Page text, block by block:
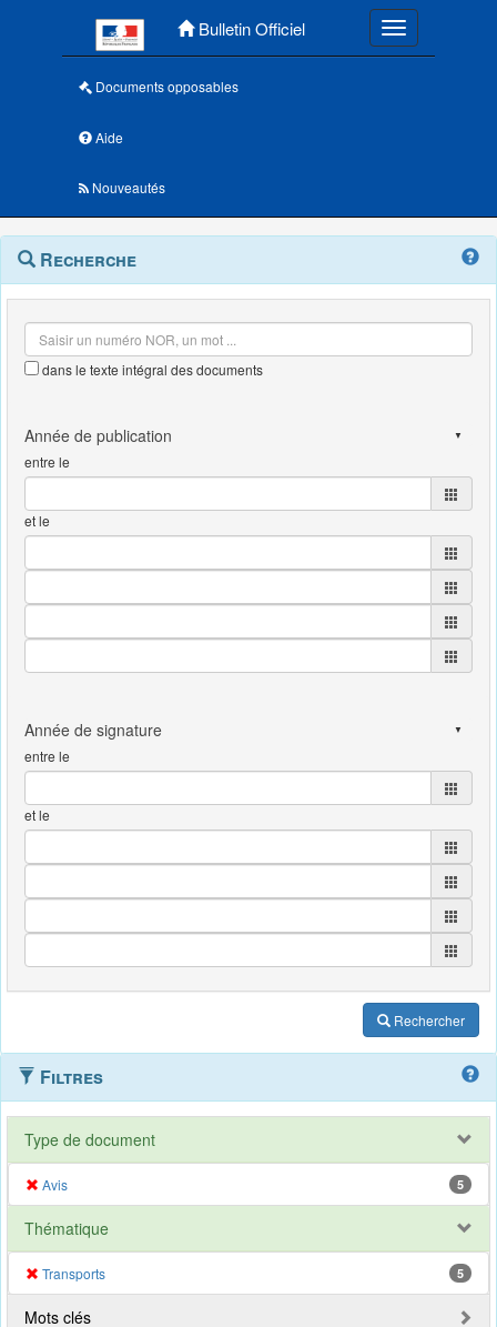
Bulletin Officiel Toggle
Documents opposables
Aide
Nouveautés
Navigation
outils
Menu
contextuel
Recherche
dans le texte intégral des documents
entre le
et le
entre le
et le
Rechercher
Filtres
Type de document
Avis 5
Thématique
Transports 5
Mots clés